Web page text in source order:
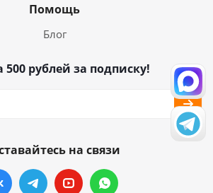
Помощь
Блог
500 рублей за подписку!
на связи